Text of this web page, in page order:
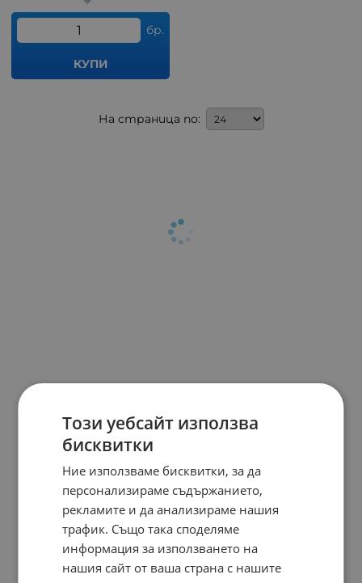
бр.
КУПИ
На страница по:
Този уебсайт използва
бисквитки
Ние използваме бисквитки, за да
персонализираме съдържанието,
рекламите и да анализираме нашия
трафик. Също така споделяме
информация за използването на
нашия сайт от ваша страна с нашите